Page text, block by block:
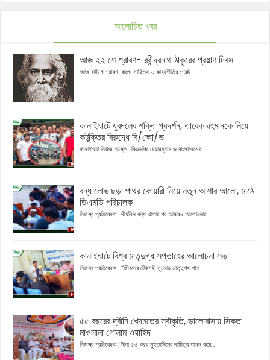
আলোচিত খবর
আজ ২২ শে শ্রাবণ- রবীন্দ্রনাথ ঠাকুরের প্রয়াণ দিবস
আজ বাইশে শ্রাবণ। বাংলা সাহিত্য ও কাব্যগীতির শ্রেষ্ঠ...
কানাইঘাটে যুবদলের শক্তি প্রদর্শন, তারেক রহমানকে নিয়ে
কটূক্তির বিরুদ্ধে বি/ক্ষো/ভ
কানাইঘাট নিউজ ডেস্ক : বিএনপির চেয়ারম্যান ও বাংলাদেশের...
বন্ধ লোভাছড়া পাথর কোয়ারী নিয়ে নতুন আশার আলো, মাঠে
ডিএমডি পরিচালক
নিজস্ব প্রতিবেদক : দীর্ঘদিন বন্ধ থাকার পর আবারও আলোচনার...
কানাইঘাটে বিশ্ব মাতৃদুগ্ধ সপ্তাহের আলোচনা সভা
নিজস্ব প্রতিবেদক : “জীবনের টেকসই সূচনায় মাতৃদুগ্ধ পান...
৫৫ বছরের দ্বীনি খেদমতের স্বীকৃতি, ভালোবাসায় সিক্ত
মাওলানা গোলাম ওয়াহিদ
নিজস্ব প্রতিবেদক : টানা ৫৫ বছর মুহতামিমের দায়িত্ব পালন করে...